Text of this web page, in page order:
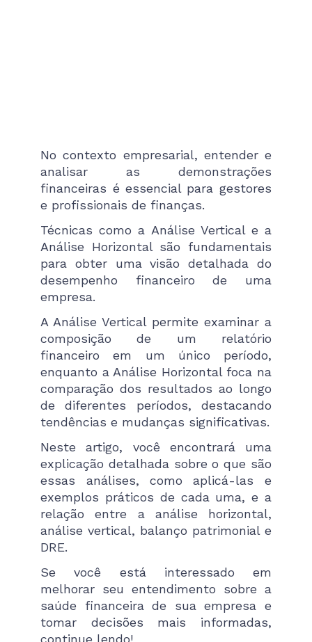
No contexto empresarial, entender e
analisar as demonstrações
financeiras é essencial para gestores
e profissionais de finanças.
Técnicas como a Análise Vertical e a
Análise Horizontal são fundamentais
para obter uma visão detalhada do
desempenho financeiro de uma
empresa.
A Análise Vertical permite examinar a
composição de um relatório
financeiro em um único período,
enquanto a Análise Horizontal foca na
comparação dos resultados ao longo
de diferentes períodos, destacando
tendências e mudanças significativas.
Neste artigo, você encontrará uma
explicação detalhada sobre o que são
essas análises, como aplicá-las e
exemplos práticos de cada uma, e a
relação entre a análise horizontal,
análise vertical, balanço patrimonial e
DRE.
Se você está interessado em
melhorar seu entendimento sobre a
saúde financeira de sua empresa e
tomar decisões mais informadas,
continue lendo!